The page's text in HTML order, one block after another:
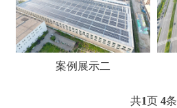
案例展示二
共1页 4条